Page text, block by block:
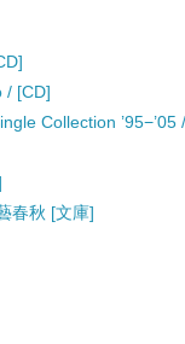
/ [CD]
Collection ’95−’05
春秋 [文庫]